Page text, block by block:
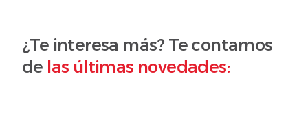
¿Te interesa más? Te contamos
de las últimas novedades: